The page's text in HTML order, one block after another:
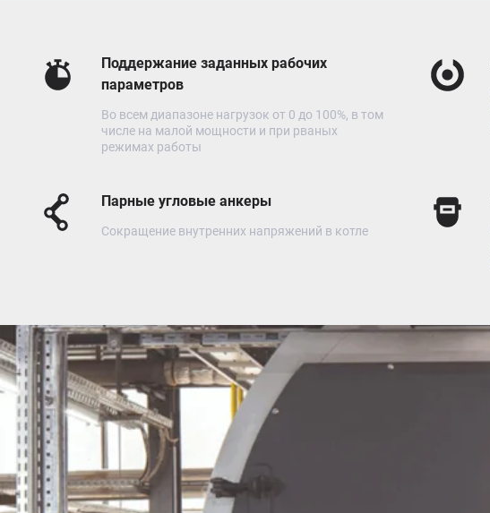
Поддержание заданных рабочих
параметров
Во всем диапазоне нагрузок от 0 до 100%, в том
числе на малой мощности и при рваных
режимах работы
Парные угловые анкеры
Сокращение внутренних напряжений в котле